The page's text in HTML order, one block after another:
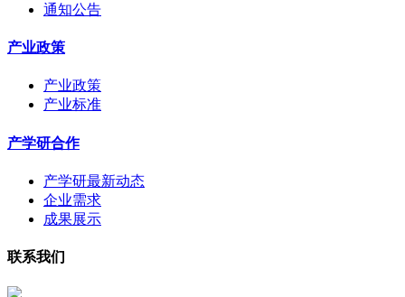
通知公告
产业政策
产业政策
产业标准
产学研合作
产学研最新动态
企业需求
成果展示
联系我们